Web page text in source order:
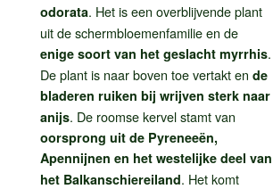
odorata. Het is een overblijvende plant
uit de schermbloemenfamilie en de
enige soort van het geslacht myrrhis.
De plant is naar boven toe vertakt en de
bladeren ruiken bij wrijven sterk naar
anijs. De roomse kervel stamt van
oorsprong uit de Pyreneeën,
Apennijnen en het westelijke deel van
het Balkanschiereiland. Het komt